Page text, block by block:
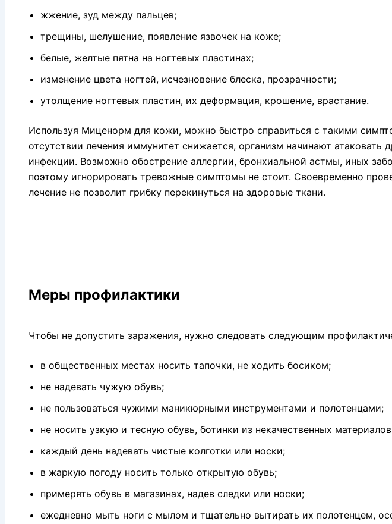
жжение, зуд между пальцев;
трещины, шелушение, появление язвочек на коже;
белые, желтые пятна на ногтевых пластинах;
изменение цвета ногтей, исчезновение блеска, прозрачности;
утолщение ногтевых пластин, их деформация, крошение, врастание.
Используя Миценорм для кожи, можно быстро справиться с такими
отсутствии лечения иммунитет снижается, организм начинают атаковать
инфекции. Возможно обострение аллергии, бронхиальной астмы, иных
поэтому игнорировать тревожные симптомы не стоит. Своевременно
лечение не позволит грибку перекинуться на здоровые ткани.
Меры профилактики
Чтобы не допустить заражения, нужно следовать следующим
в общественных местах носить тапочки, не ходить босиком;
не надевать чужую обувь;
не пользоваться чужими маникюрными инструментами и полотенцами;
не носить узкую и тесную обувь, ботинки из некачественных
каждый день надевать чистые колготки или носки;
в жаркую погоду носить только открытую обувь;
примерять обувь в магазинах, надев следки или носки;
ежедневно мыть ноги с мылом и тщательно вытирать их полотенцем,